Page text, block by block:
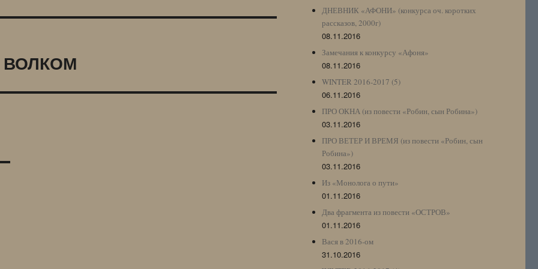
ВОЛКОМ
ДНЕВНИК «АФОНИ» (конкурса оч. коротких
рассказов, 2000г)
08.11.2016
Замечания к конкурсу «Афоня»
08.11.2016
WINTER 2016-2017 (5)
06.11.2016
ПРО ОКНА (из повести «Робин, сын Робина»)
03.11.2016
ПРО ВЕТЕР И ВРЕМЯ (из повести «Робин, сын
Робина»)
03.11.2016
Из «Монолога о пути»
01.11.2016
Два фрагмента из повести «ОСТРОВ»
01.11.2016
Вася в 2016-ом
31.10.2016